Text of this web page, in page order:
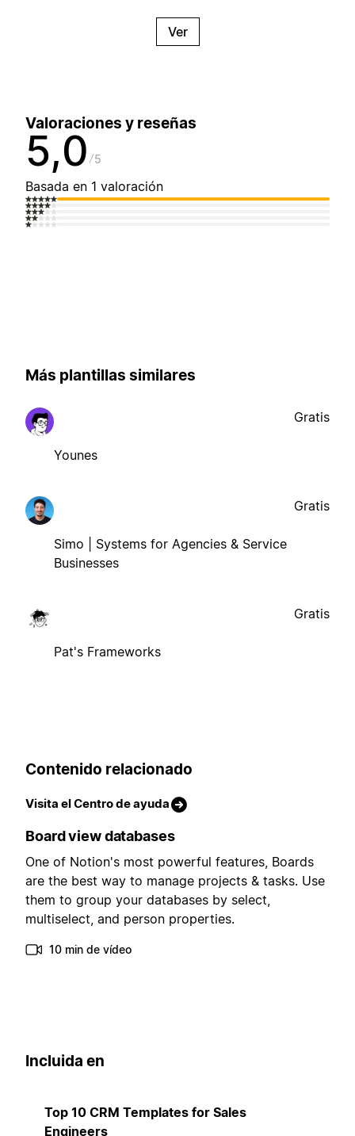
Ver
Valoraciones y reseñas
5,0 5
Basada en 1 valoración
Más plantillas similares
Younes
Gratis
Simo | Systems for Agencies & Service
Businesses
Gratis
Pat's Frameworks
Gratis
Contenido relacionado
Visita el Centro de ayuda
Board view databases
One of Notion's most powerful features, Boards
are the best way to manage projects & tasks. Use
them to group your databases by select,
multiselect, and person properties.
10 min de vídeo
Incluida en
Top 10 CRM Templates for Sales
Engineers